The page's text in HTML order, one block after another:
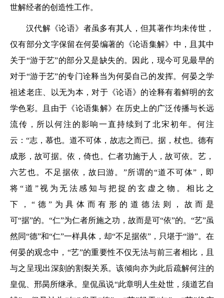
世解经者的创造性工作。
汉代解《论语》者虽多有其人，但其著作均未传世，
仅有部分文字保留在何晏编著的《论语集解》中，且其中
关于“游于艺”的部分又是缺失的。因此，现今可见最早的
对于“游于艺”的专门诠释当为何晏自己的发挥。何晏之学
祖述老庄、以无为本，对于《论语》的诠释有着鲜明的玄
学色彩。且由于《论语集解》在历史上的广泛传播与长远
流传，所以何注的影响一直持续到了北宋初年。何注
云：“志，慕也。道不可体，故志之而已。据，杖也。德有
成形，故可据。依，倚也。仁者功施于人，故可依。艺，
六艺也。不足据依，故曰游。”所谓的“道不可体”，即
将“道”视为无法感知与把捉的玄虚之物。相比之
下，“德”为具体而有形的道德法则，故而是
可“据”的。“仁”为仁者所施之功，故而是可“依”的。“艺”虽
然同“德”和“仁”一样具体，却“不足据依”，只堪于“游”。在
何晏的观念中，“艺”的重要性不仅无法与前三者相比，且
与之呈现出深刻的割裂关系。该倾向亦为此后疏解何注的
皇侃、邢昺所继承。皇侃虽说“此章明人生处世，须道艺自